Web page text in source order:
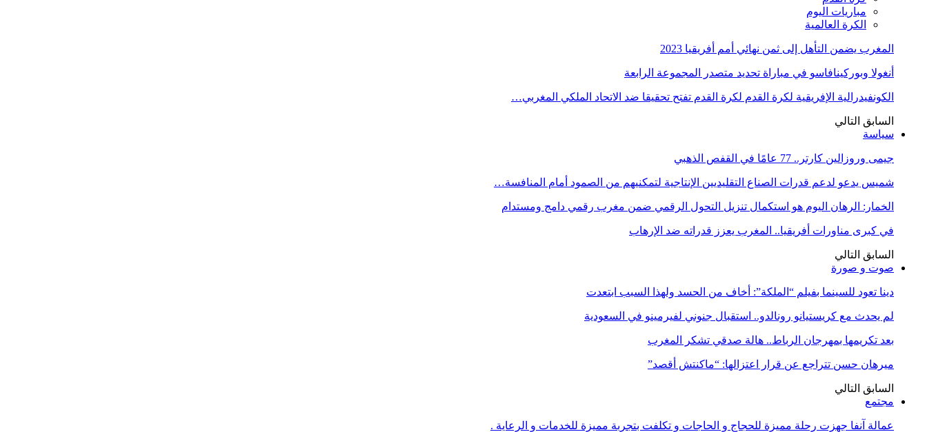
مباريات اليوم
الكرة العالمية
المغرب يضمن التأهل إلى ثمن نهائي أمم أفريقيا 2023
أنغولا وبوركينافاسو في مباراة تحديد متصدر المجموعة الرابعة
الكونفيدرالية الإفريقية لكرة القدم لكرة القدم تفتح تحقيقا ضد الاتحاد الملكي المغربي…
السابق التالي
سياسة
جيمى وروزالين كارتر.. 77 عامًا في القفص الذهبي
شميس يدعو لدعم قدرات الصناع التقليديين الإنتاجية لتمكنيهم من الصمود أمام المنافسة…
الخمار: الرهان اليوم هو استكمال تنزيل التحول الرقمي ضمن مغرب رقمي دامج ومستدام
في كبرى مناورات أفريقيا.. المغرب يعزز قدراته ضد الإرهاب
السابق التالي
صوت و صورة
دينا تعود للسينما بفيلم “الملكة”: أخاف من الحسد ولهذا السبب ابتعدت
لم يحدث مع كريستيانو رونالدو.. استقبال جنوني لفيرمينو في السعودية
بعد تكريمها بمهرجان الرباط.. هالة صدقي تشكر المغرب
ميرهان حسن تتراجع عن قرار اعتزالها: “ماكنتش أقصد”
السابق التالي
مجتمع
عمالة آنفا جهزت رحلة مميزة للحجاج و الحاجات و تكلفت بتجربة مميزة للخدمات و الرعاية .